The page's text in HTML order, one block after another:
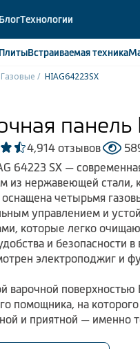
Технологии
Встраиваемаятехника
Газовые HIAG64223SX
панель
4,914 отзывов
64223 SX —
из нержавеющей стали,
четырьмя
управлением и
которые легко
и безопасности
электроподжиг и
варочной
помощника, на
и приятной — именно